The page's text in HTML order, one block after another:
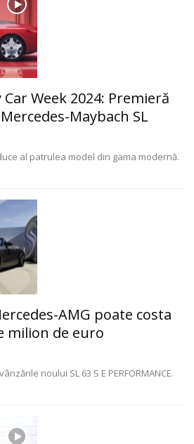
Week 2024: Premieră
Maybach SL
al patrulea model din gama modernă.
AMG poate costa
milion de euro
noului SL 63 S E PERFORMANCE.